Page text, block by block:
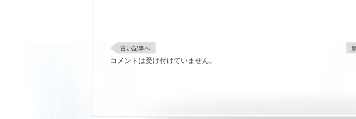
古い記事へ
コメントは受け付けていません。